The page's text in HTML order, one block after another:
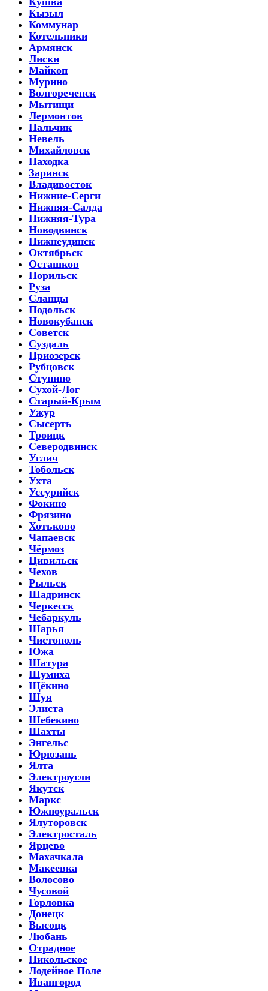
Кызыл
Коммунар
Котельники
Армянск
Лиски
Майкоп
Мурино
Волгореченск
Мытищи
Лермонтов
Нальчик
Невель
Михайловск
Находка
Заринск
Владивосток
Нижние-Серги
Нижняя-Салда
Нижняя-Тура
Новодвинск
Нижнеудинск
Октябрьск
Осташков
Норильск
Руза
Сланцы
Подольск
Новокубанск
Советск
Суздаль
Приозерск
Рубцовск
Ступино
Сухой-Лог
Старый-Крым
Ужур
Сысерть
Троицк
Северодвинск
Углич
Тобольск
Ухта
Уссурийск
Фокино
Фрязино
Хотьково
Чапаевск
Чёрмоз
Цивильск
Чехов
Рыльск
Шадринск
Черкесск
Чебаркуль
Шарья
Чистополь
Южа
Шатура
Шумиха
Щёкино
Шуя
Элиста
Шебекино
Шахты
Энгельс
Юрюзань
Ялта
Электроугли
Якутск
Маркс
Южноуральск
Ялуторовск
Электросталь
Ярцево
Махачкала
Макеевка
Волосово
Чусовой
Горловка
Донецк
Высоцк
Любань
Отрадное
Никольское
Лодейное Поле
Ивангород